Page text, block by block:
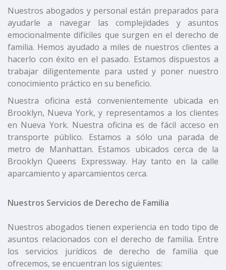
Nuestros abogados y personal están preparados para
ayudarle a navegar las complejidades y asuntos
emocionalmente difíciles que surgen en el derecho de
familia. Hemos ayudado a miles de nuestros clientes a
hacerlo con éxito en el pasado. Estamos dispuestos a
trabajar diligentemente para usted y poner nuestro
conocimiento práctico en su beneficio.
Nuestra oficina está convenientemente ubicada en
Brooklyn, Nueva York, y representamos a los clientes
en Nueva York. Nuestra oficina es de fácil acceso en
transporte público. Estamos a sólo una parada de
metro de Manhattan. Estamos ubicados cerca de la
Brooklyn Queens Expressway. Hay tanto en la calle
aparcamiento y aparcamientos cerca.
Nuestros Servicios de Derecho de Familia
Nuestros abogados tienen experiencia en todo tipo de
asuntos relacionados con el derecho de familia. Entre
los servicios jurídicos de derecho de familia que
ofrecemos, se encuentran los siguientes: